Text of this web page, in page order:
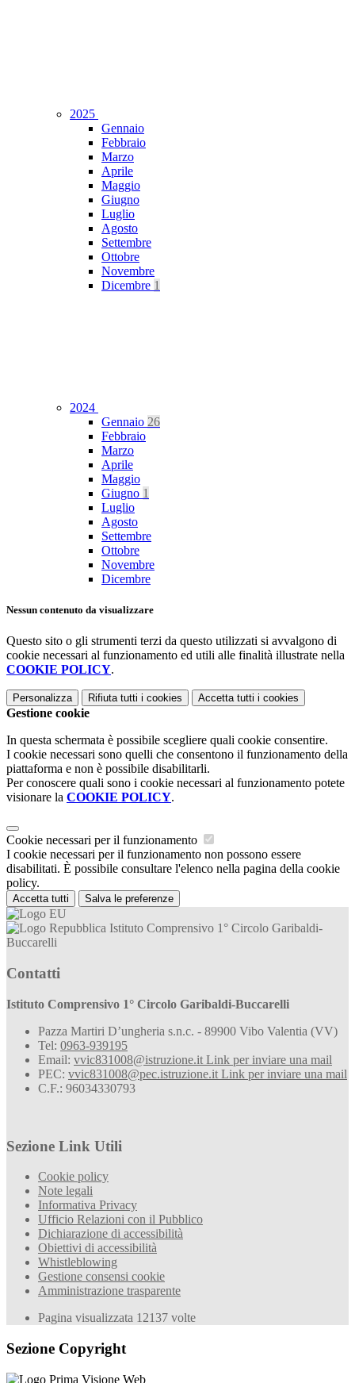
2025
Gennaio
Febbraio
Marzo
Aprile
Maggio
Giugno
Luglio
Agosto
Settembre
Ottobre
Novembre
Dicembre 1
2024
Gennaio 26
Febbraio
Marzo
Aprile
Maggio
Giugno 1
Luglio
Agosto
Settembre
Ottobre
Novembre
Dicembre
Nessun contenuto da visualizzare
Questo sito o gli strumenti terzi da questo utilizzati si avvalgono di
cookie necessari al funzionamento ed utili alle finalità illustrate nella
COOKIE POLICY.
Personalizza Rifiuta tutti i cookies Accetta tutti i cookies
Gestione cookie
In questa schermata è possibile scegliere quali cookie consentire.
I cookie necessari sono quelli che consentono il funzionamento della
piattaforma e non è possibile disabilitarli.
Per conoscere quali sono i cookie necessari al funzionamento potete
visionare la COOKIE POLICY.
Cookie necessari per il funzionamento
I cookie necessari per il funzionamento non possono essere
disabilitati. È possibile consultare l'elenco nella pagina della cookie
policy.
Accetta tutti Salva le preferenze
Istituto Comprensivo 1° Circolo Garibaldi-
Buccarelli
Contatti
Istituto Comprensivo 1° Circolo Garibaldi-Buccarelli
Pazza Martiri D’ungheria s.n.c. - 89900 Vibo Valentia (VV)
Tel: 0963-939195
Email: vvic831008@istruzione.it Link per inviare una mail
PEC: vvic831008@pec.istruzione.it Link per inviare una mail
C.F.: 96034330793
Sezione Link Utili
Cookie policy
Note legali
Informativa Privacy
Ufficio Relazioni con il Pubblico
Dichiarazione di accessibilità
Obiettivi di accessibilità
Whistleblowing
Gestione consensi cookie
Amministrazione trasparente
Pagina visualizzata 12137 volte
Sezione Copyright